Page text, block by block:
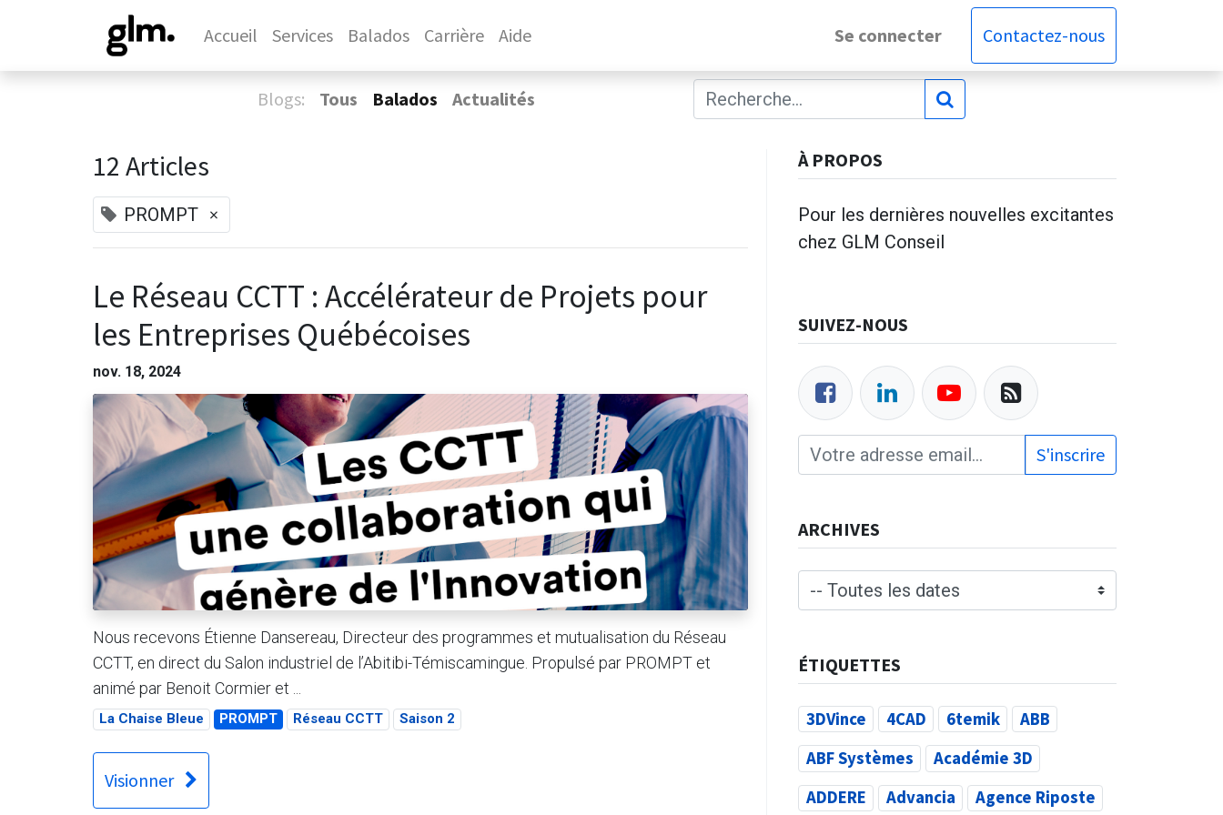
Accueil Services Balados Carrière Aide Se connecter Contactez-nous
Blogs: Tous Balados Actualités
12 Articles
PROMPT ×
Le Réseau CCTT : Accélérateur de Projets pour
les Entreprises Québécoises
nov. 18, 2024
Nous recevons Étienne Dansereau, Directeur des programmes et mutualisation du Réseau
CCTT, en direct du Salon industriel de l’Abitibi-Témiscamingue. Propulsé par PROMPT et
animé par Benoit Cormier et ...
La Chaise Bleue PROMPT Réseau CCTT Saison 2
Visionner
À PROPOS
Pour les dernières nouvelles excitantes
chez GLM Conseil
SUIVEZ-NOUS
S'inscrire
ARCHIVES
ÉTIQUETTES
3DVince 4CAD 6temik
ABB
ABF Systèmes
Académie 3D
ADDERE
Advancia Agence Riposte